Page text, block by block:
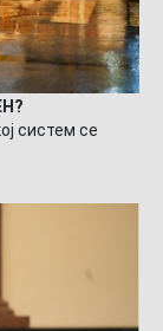
систем се